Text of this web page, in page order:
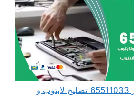
مهندس كمبيوتر الزور 65511033 تصليح لابتوب و